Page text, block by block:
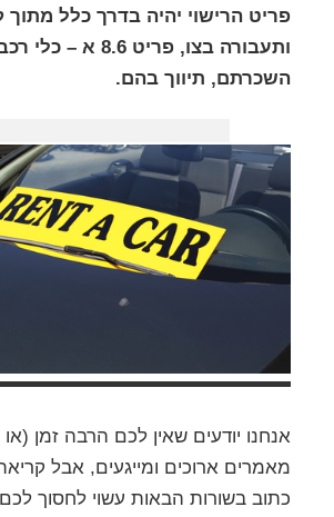
ותעבורה בצו, פריט
השכרתם, תיווך בהם.
אנחנו יודעים שאין לכם הרבה זמן
מאמרים ארוכים ומייגעים, אבל
כתוב בשורות הבאות עשוי לחסוך